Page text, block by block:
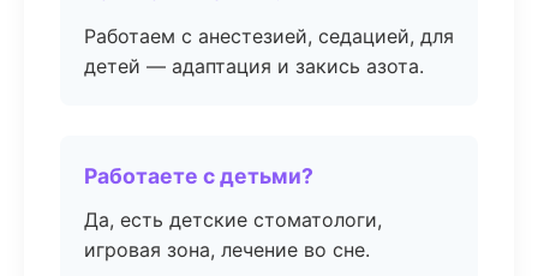
Работаем с анестезией, седацией, для
детей — адаптация и закись азота.
Работаете с детьми?
Да, есть детские стоматологи,
игровая зона, лечение во сне.